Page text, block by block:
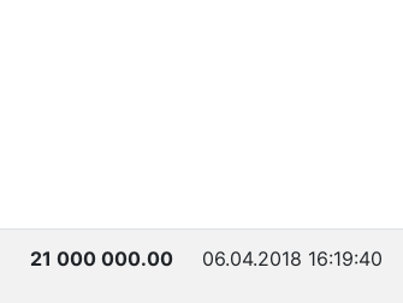
21 000 000.00 06.04.2018 16:19:40